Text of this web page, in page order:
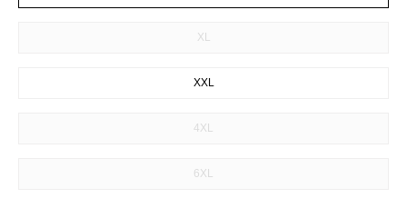
XL
XXL
4XL
6XL